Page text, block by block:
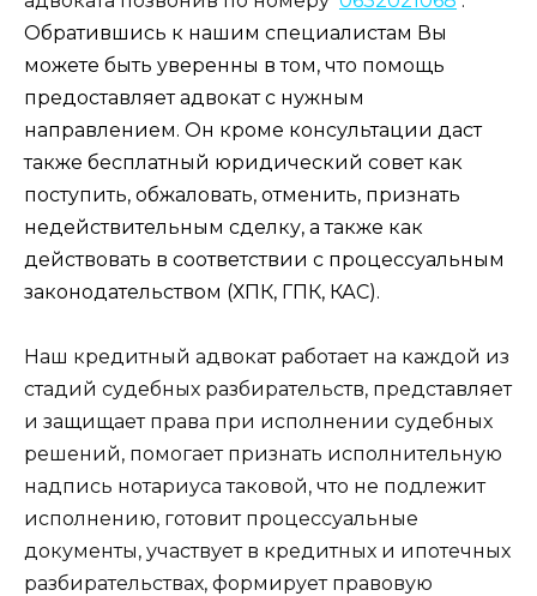
Обратившись к нашим специалистам Вы
можете быть уверенны в том, что помощь
предоставляет адвокат с нужным
направлением. Он кроме консультации даст
также бесплатный юридический совет как
поступить, обжаловать, отменить, признать
недействительным сделку, а также как
действовать в соответствии с процессуальным
законодательством (ХПК, ГПК, КАС).
Наш кредитный адвокат работает на каждой из
стадий судебных разбирательств, представляет
и защищает права при исполнении судебных
решений, помогает признать исполнительную
надпись нотариуса таковой, что не подлежит
исполнению, готовит процессуальные
документы, участвует в кредитных и ипотечных
разбирательствах, формирует правовую